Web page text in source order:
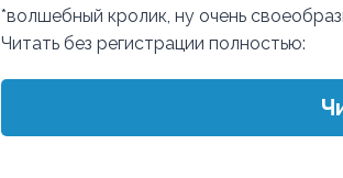
*волшебный кролик, ну очень
Читать без регистрации полностью: